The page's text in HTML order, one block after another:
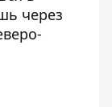
через